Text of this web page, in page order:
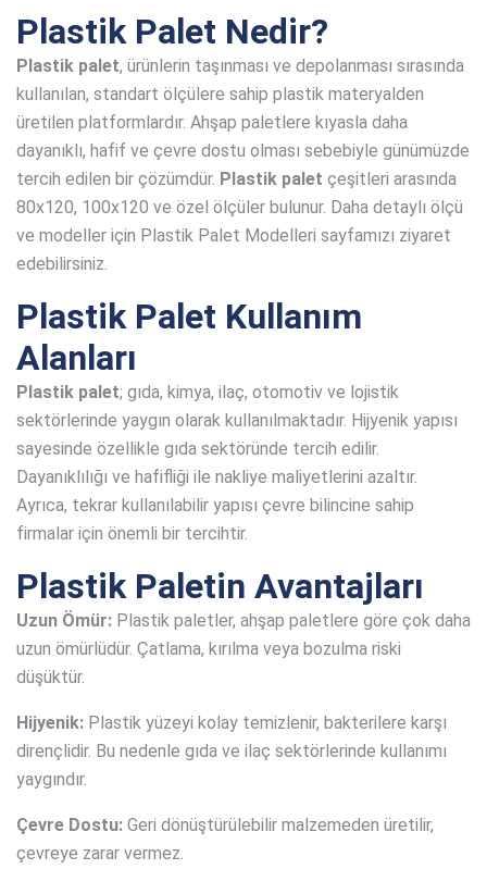
Plastik Palet Nedir?
Plastik palet, ürünlerin taşınması ve depolanması sırasında
kullanılan, standart ölçülere sahip plastik materyalden
üretilen platformlardır. Ahşap paletlere kıyasla daha
dayanıklı, hafif ve çevre dostu olması sebebiyle günümüzde
tercih edilen bir çözümdür. Plastik palet çeşitleri arasında
80x120, 100x120 ve özel ölçüler bulunur. Daha detaylı ölçü
ve modeller için Plastik Palet Modelleri sayfamızı ziyaret
edebilirsiniz.
Plastik Palet Kullanım
Alanları
Plastik palet; gıda, kimya, ilaç, otomotiv ve lojistik
sektörlerinde yaygın olarak kullanılmaktadır. Hijyenik yapısı
sayesinde özellikle gıda sektöründe tercih edilir.
Dayanıklılığı ve hafifliği ile nakliye maliyetlerini azaltır.
Ayrıca, tekrar kullanılabilir yapısı çevre bilincine sahip
firmalar için önemli bir tercihtir.
Plastik Paletin Avantajları
Uzun Ömür: Plastik paletler, ahşap paletlere göre çok daha
uzun ömürlüdür. Çatlama, kırılma veya bozulma riski
düşüktür.
Hijyenik: Plastik yüzeyi kolay temizlenir, bakterilere karşı
dirençlidir. Bu nedenle gıda ve ilaç sektörlerinde kullanımı
yaygındır.
Çevre Dostu: Geri dönüştürülebilir malzemeden üretilir,
çevreye zarar vermez.